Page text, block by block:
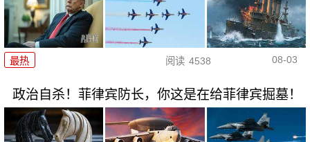
最热 阅读 4538 08-03
政治自杀！菲律宾防长，你这是在给菲律宾掘墓！